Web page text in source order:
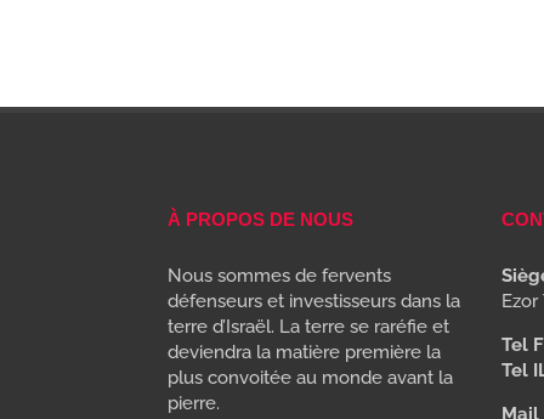
À PROPOS DE NOUS
Nous sommes de fervents
défenseurs et investisseurs dans la
terre d’Israël. La terre se raréfie et
deviendra la matière première la
plus convoitée au monde avant la
pierre.
Ezor
Tel
Tel
Mail